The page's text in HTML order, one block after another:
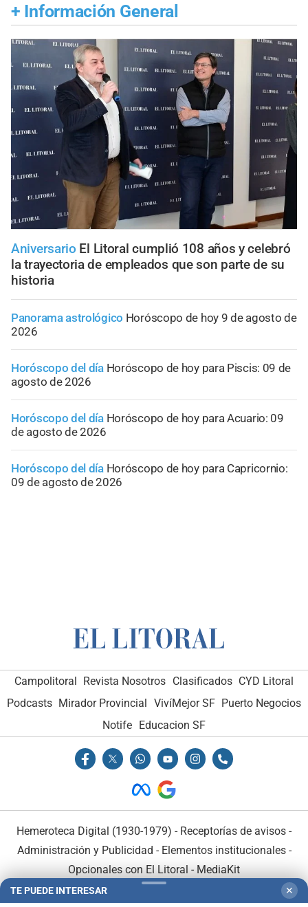
+ Información General
Aniversario El Litoral cumplió 108 años y celebró
la trayectoria de empleados que son parte de su
historia
Panorama astrológico Horóscopo de hoy 9 de agosto de
2026
Horóscopo del día Horóscopo de hoy para Piscis: 09 de
agosto de 2026
Horóscopo del día Horóscopo de hoy para Acuario: 09
de agosto de 2026
Horóscopo del día Horóscopo de hoy para Capricornio:
09 de agosto de 2026
Campolitoral Revista Nosotros Clasificados CYD Litoral
Podcasts Mirador Provincial VivíMejor SF Puerto Negocios
Notife
Educacion SF
Hemeroteca Digital (1930-1979) - Receptorías de avisos -
Administración y Publicidad - Elementos institucionales-
Opcionales con El Litoral - MediaKit
TE PUEDE INTERESAR ✕